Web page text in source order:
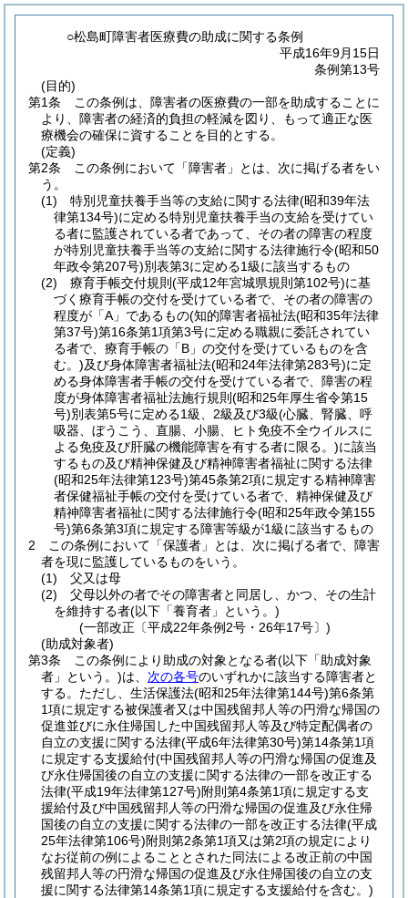
○松島町障害者医療費の助成に関する条例
平成16年9月15日
条例第13号
(目的)
第1条
この条例は、障害者の医療費の一部を助成することに
より、障害者の経済的負担の軽減を図り、もって適正な医
療機会の確保に資することを目的とする。
(定義)
第2条
この条例において「障害者」とは、次に掲げる者をい
う。
(1)
特別児童扶養手当等の支給に関する法律(昭和39年法
律第134号)に定める特別児童扶養手当の支給を受けてい
る者に監護されている者であって、その者の障害の程度
が特別児童扶養手当等の支給に関する法律施行令(昭和50
年政令第207号)別表第3に定める1級に該当するもの
(2)
療育手帳交付規則 (平成12年宮城県規則第102号)に基
づく療育手帳の交付を受けている者で、その者の障害の
程度が「A」であるもの(知的障害者福祉法(昭和35年法律
第37号)第16条第1項第3号に定める職親に委託されてい
る者で、療育手帳の「B」の交付を受けているものを含
む。)及び身体障害者福祉法(昭和24年法律第283号)に定
める身体障害者手帳の交付を受けている者で、障害の程
度が身体障害者福祉法施行規則 (昭和25年厚生省令第15
号)別表第5号に定める1級、2級及び3級(心臓、腎臓、呼
吸器、ぼうこう、直腸、小腸、ヒト免疫不全ウイルスに
よる免疫及び肝臓の機能障害を有する者に限る。)に該当
するもの及び精神保健及び精神障害者福祉に関する法律
(昭和25年法律第123号)第45条第2項に規定する精神障害
者保健福祉手帳の交付を受けている者で、精神保健及び
精神障害者福祉に関する法律施行令(昭和25年政令第155
号)第6条第3項に規定する障害等級が1級に該当するもの
2
この条例において「保護者」とは、次に掲げる者で、障害
者を現に監護しているものをいう。
(1)
父又は母
(2)
父母以外の者でその障害者と同居し、かつ、その生計
を維持する者(以下「養育者」という。)
(一部改正〔平成22年条例2号・26年17号〕)
(助成対象者)
第3条
この条例により助成の対象となる者(以下「助成対象
者」という。)は、 次の各号のいずれかに該当する障害者と
する。 ただし、生活保護法(昭和25年法律第144号)第6条第
1項に規定する被保護者又は中国残留邦人等の円滑な帰国の
促進並びに永住帰国した中国残留邦人等及び特定配偶者の
自立の支援に関する法律(平成6年法律第30号)第14条第1項
に規定する支援給付(中国残留邦人等の円滑な帰国の促進及
び永住帰国後の自立の支援に関する法律の一部を改正する
法律(平成19年法律第127号)附則第4条第1項に規定する支
援給付及び中国残留邦人等の円滑な帰国の促進及び永住帰
国後の自立の支援に関する法律の一部を改正する法律(平成
25年法律第106号)附則第2条第1項又は第2項の規定により
なお従前の例によることとされた同法による改正前の中国
残留邦人等の円滑な帰国の促進及び永住帰国後の自立の支
援に関する法律第14条第1項に規定する支援給付を含む。)